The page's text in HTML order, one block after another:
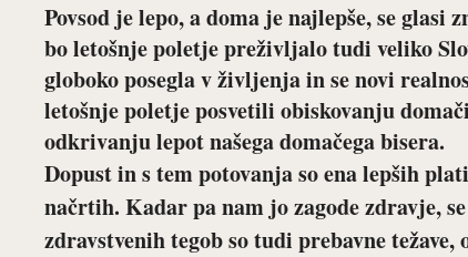
Povsod je lepo, a doma je najlepše, se
bo letošnje poletje preživljalo tudi veliko
globoko posegla v življenja in se novi
letošnje poletje posvetili obiskovanju
odkrivanju lepot našega domačega bisera.
Dopust in s tem potovanja so ena lepših
načrtih. Kadar pa nam jo zagode zdravje,
zdravstvenih tegob so tudi prebavne